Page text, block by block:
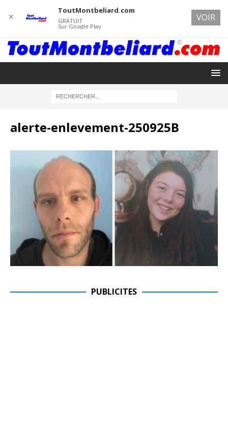
alerte-enlevement-250925B
PUBLICITES
✕
ToutMontbeliard.com
GRATUIT
Sur Google Play
VOIR